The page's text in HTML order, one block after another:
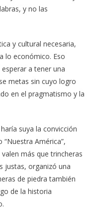
y no las
y cultural necesaria,
lo económico. Eso
a tener una
metas sin cuyo logro
en el pragmatismo y la
suya la convicción
América”,
más que trincheras
justas, organizó una
de piedra también
de la historia